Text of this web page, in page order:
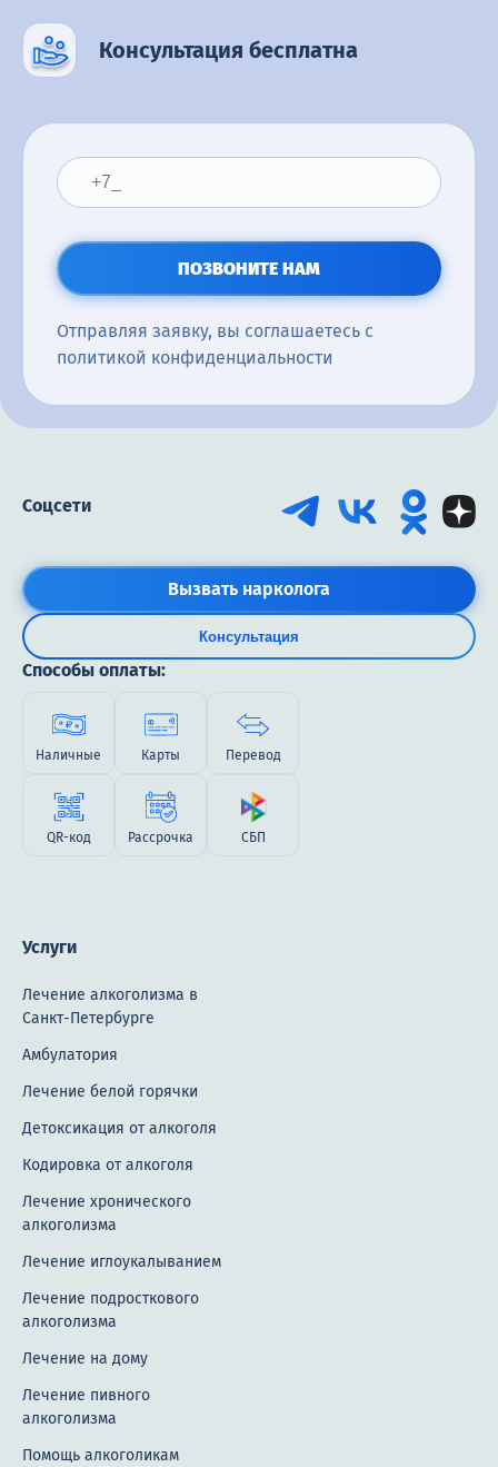
Консультация бесплатна
ПОЗВОНИТЕ НАМ
Отправляя заявку, вы соглашаетесь с
политикой конфиденциальности
Соцсети
Вызвать нарколога
Консультация
Способы оплаты:
Наличные Карты Перевод
QR-код Рассрочка СБП
Услуги
Лечение алкоголизма в
Санкт-Петербурге
Амбулатория
Лечение белой горячки
Детоксикация от алкоголя
Кодировка от алкоголя
Лечение хронического
алкоголизма
Лечение иглоукалыванием
Лечение подросткового
алкоголизма
Лечение на дому
Лечение пивного
алкоголизма
Помощь алкоголикам